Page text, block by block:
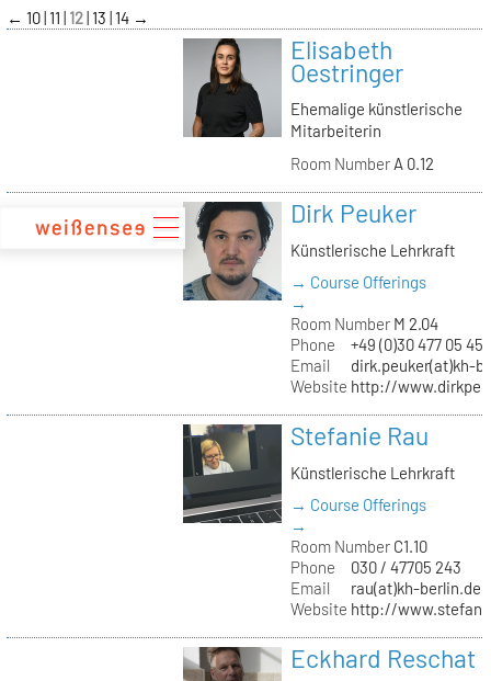
zum
Inhalt
← 10 11 12 13 14 →
Elisabeth
Oestringer
Ehemalige künstlerische
Mitarbeiterin
Room NumberA 0.12
Dirk Peuker
Künstlerische Lehrkraft
→ Course Offerings
→
Room NumberM 2.04
Phone
+49 (0)30 477 05
Email
dirk.peuker(at)kh-
Website http://
Stefanie Rau
Künstlerische Lehrkraft
→ Course Offerings
→
Room NumberC1.10
Phone
030 / 47705 243
Email
rau(at)kh-berlin.de
Website http://
Eckhard Reschat